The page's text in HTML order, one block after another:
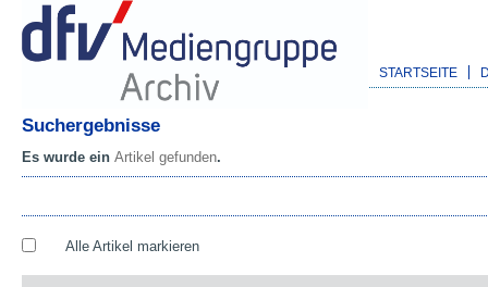
STARTSEITE
Suchergebnisse
Es wurde ein Artikel gefunden.
Alle Artikel markieren